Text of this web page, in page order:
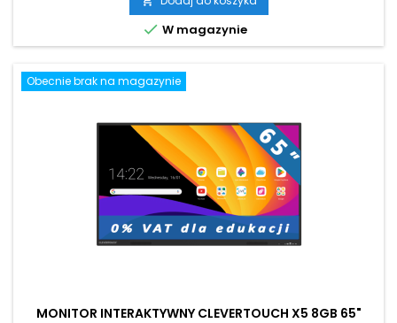
 W magazynie
Obecnie brak na magazynie
MONITOR INTERAKTYWNY CLEVERTOUCH X5 8GB 65"